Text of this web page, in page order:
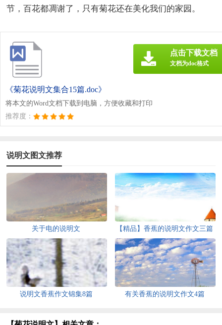
节，百花都凋谢了，只有菊花还在美化我们的家园。
《菊花说明文集合15篇.doc》
将本文的Word文档下载到电脑，方便收藏和打印
推荐度：
点击下载文档
文档为doc格式
说明文图文推荐
关于电的说明文 【精品】香蕉的说明文作文三篇
说明文香蕉作文锦集8篇 有关香蕉的说明文作文4篇